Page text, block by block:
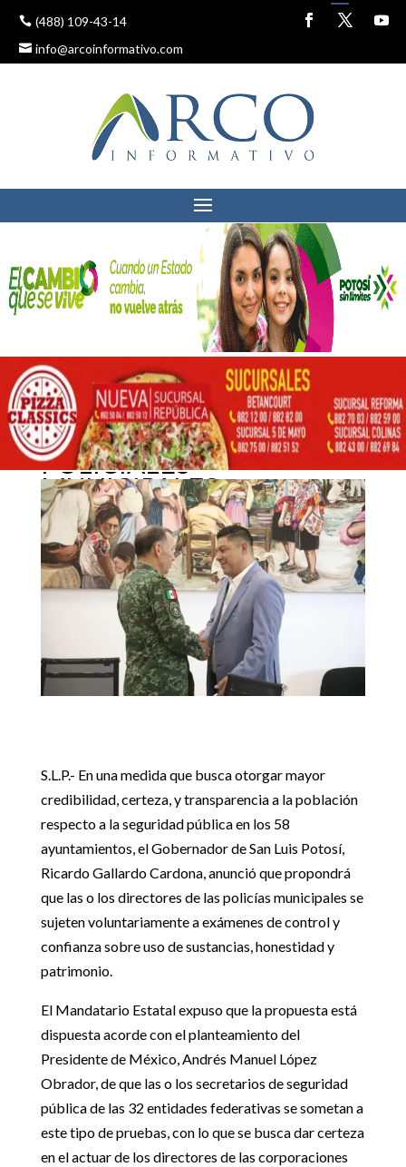
(488) 109-43-14
info@arcoinformativo.com
 Inicio 5 GobEdo 5
RICARDO GALLARDO PROPONE REALIZAR PRUEBAS A
JEFES POLICIALES MUNICIPALES
RICARDO GALLARDO
PROPONE REALIZAR
PRUEBAS A JEFES
POLICIALES
MUNICIPALES
GobEdo
4 octubre, 2023
S.L.P.- En una medida que busca otorgar mayor
credibilidad, certeza, y transparencia a la población
respecto a la seguridad pública en los 58
ayuntamientos, el Gobernador de San Luis Potosí,
Ricardo Gallardo Cardona, anunció que propondrá
que las o los directores de las policías municipales se
sujeten voluntariamente a exámenes de control y
confianza sobre uso de sustancias, honestidad y
patrimonio.
El Mandatario Estatal expuso que la propuesta está
dispuesta acorde con el planteamiento del
Presidente de México, Andrés Manuel López
Obrador, de que las o los secretarios de seguridad
pública de las 32 entidades federativas se sometan a
este tipo de pruebas, con lo que se busca dar certeza
en el actuar de los directores de las corporaciones